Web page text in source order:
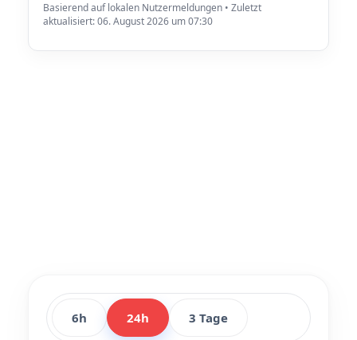
Basierend auf lokalen Nutzermeldungen • Zuletzt
aktualisiert: 06. August 2026 um 07:30
6h 24h 3 Tage